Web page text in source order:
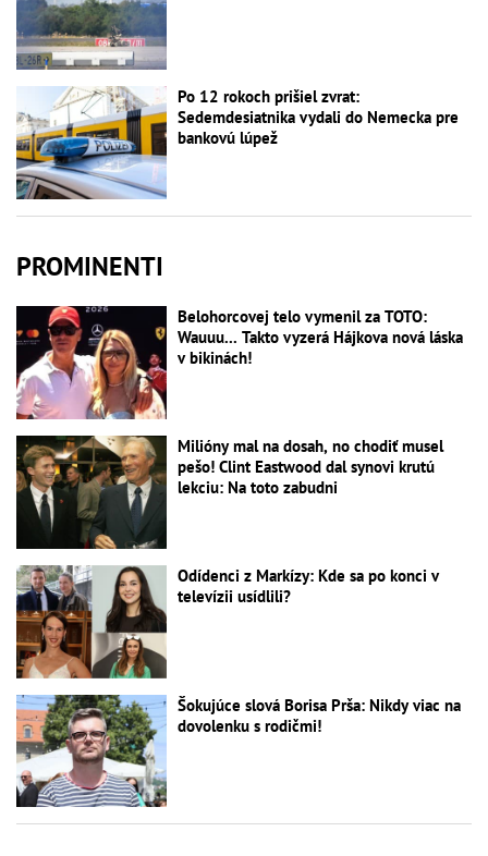
Po 12 rokoch prišiel zvrat:
Sedemdesiatnika vydali do Nemecka pre
bankovú lúpež
PROMINENTI
Belohorcovej telo vymenil za TOTO:
Wauuu... Takto vyzerá Hájkova nová láska
v bikinách!
Milióny mal na dosah, no chodiť musel
pešo! Clint Eastwood dal synovi krutú
lekciu: Na toto zabudni
Odídenci z Markízy: Kde sa po konci v
televízii usídlili?
Šokujúce slová Borisa Prša: Nikdy viac na
dovolenku s rodičmi!